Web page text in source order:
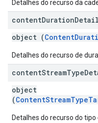
Detalhes do recurso da
contentDuration
object (
Detalhes do recurso de
contentStreamType
object
(
Detalhes do recurso do